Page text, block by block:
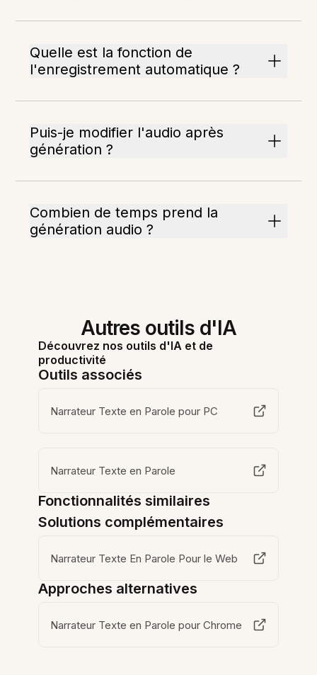
Quelle est la fonction de
l'enregistrement automatique ?
Puis-je modifier l'audio après
génération ?
Combien de temps prend la
génération audio ?
Autres outils d'IA
Découvrez nos outils d'IA et de
productivité
Outils associés
Narrateur Texte en Parole pour PC
Narrateur Texte en Parole
Fonctionnalités similaires
Solutions complémentaires
Narrateur Texte En Parole Pour le Web
Approches alternatives
Narrateur Texte en Parole pour Chrome